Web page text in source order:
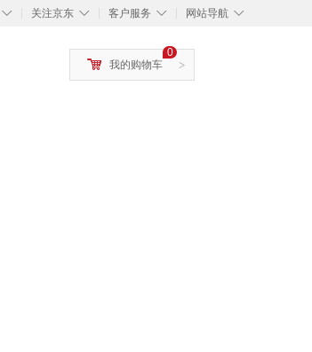
◇ ◇
关注京东 ◇
客户服务 ◇
网站导航
>
0
我的购物车